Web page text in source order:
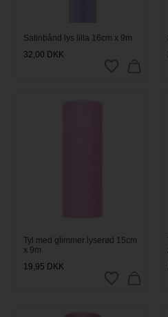
Satinbånd lys lilla 16cm x 9m
32,00 DKK
Tyl med glimmer lyserød 15cm
x 9m
19,95 DKK